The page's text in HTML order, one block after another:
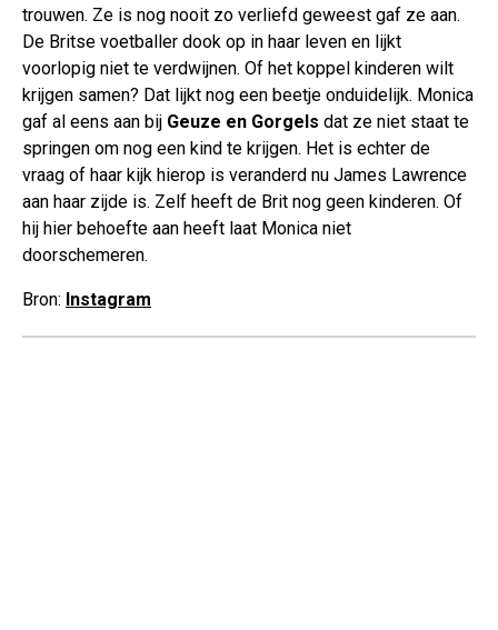
trouwen. Ze is nog nooit zo verliefd geweest gaf ze aan.
De Britse voetballer dook op in haar leven en lijkt
voorlopig niet te verdwijnen. Of het koppel kinderen wilt
krijgen samen? Dat lijkt nog een beetje onduidelijk. Monica
gaf al eens aan bij Geuze en Gorgels dat ze niet staat te
springen om nog een kind te krijgen. Het is echter de
vraag of haar kijk hierop is veranderd nu James Lawrence
aan haar zijde is. Zelf heeft de Brit nog geen kinderen. Of
hij hier behoefte aan heeft laat Monica niet
doorschemeren.
Bron: Instagram